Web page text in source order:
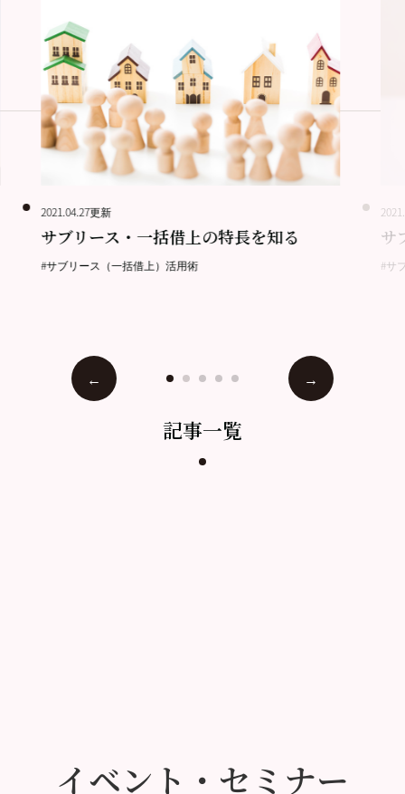
2021.04.27更新
サブリース・一括借上の特長を知る
#サブリース（一括借上）活用術
サ
#サ
記事一覧
イベント・セミナー